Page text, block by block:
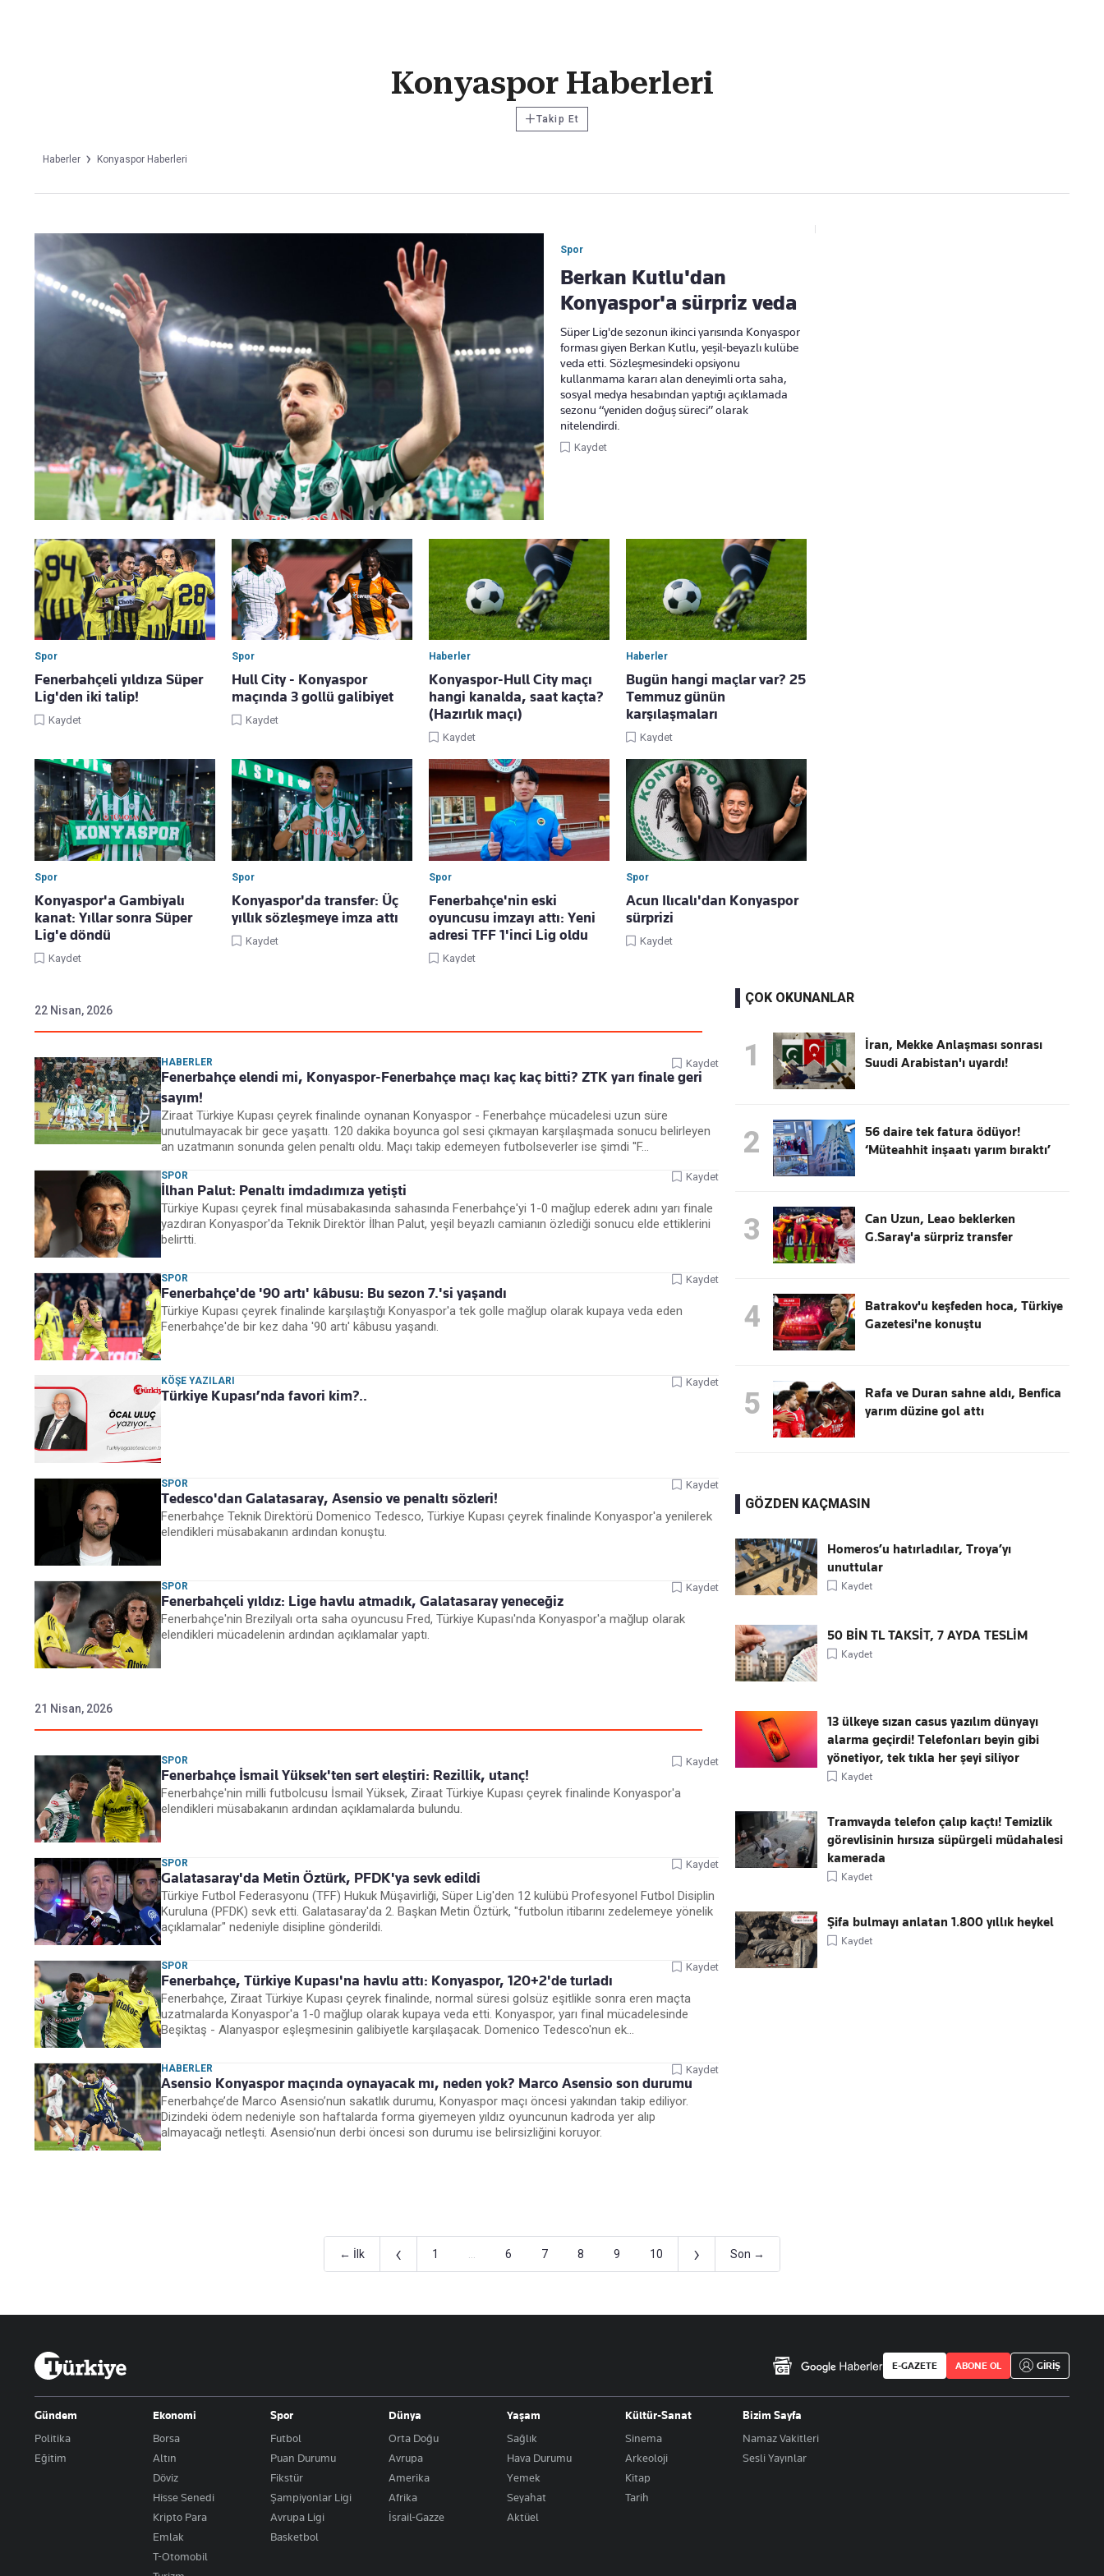
Editör masamıza bilgi ve materyal göndermek için tıklayın
Konyaspor Haberleri
+Takip Et
Haberler Konyaspor Haberleri
Spor
Berkan Kutlu'dan
Konyaspor'a sürpriz veda
Süper Lig'de sezonun ikinci yarısında Konyaspor
forması giyen Berkan Kutlu, yeşil-beyazlı kulübe
veda etti. Sözleşmesindeki opsiyonu
kullanmama kararı alan deneyimli orta saha,
sosyal medya hesabından yaptığı açıklamada
sezonu “yeniden doğuş süreci” olarak
nitelendirdi.
Kaydet
Spor
Fenerbahçeli yıldıza Süper
Lig'den iki talip!
Kaydet
Spor
Hull City - Konyaspor
maçında 3 gollü galibiyet
Kaydet
Haberler
Konyaspor-Hull City maçı
hangi kanalda, saat kaçta?
(Hazırlık maçı)
Kaydet
Haberler
Bugün hangi maçlar var? 25
Temmuz günün
karşılaşmaları
Kaydet
Spor
Konyaspor'a Gambiyalı
kanat: Yıllar sonra Süper
Lig'e döndü
Kaydet
Spor
Konyaspor'da transfer: Üç
yıllık sözleşmeye imza attı
Kaydet
Spor
Fenerbahçe'nin eski
oyuncusu imzayı attı: Yeni
adresi TFF 1'inci Lig oldu
Kaydet
Spor
Acun Ilıcalı'dan Konyaspor
sürprizi
Kaydet
22 Nisan, 2026
HABERLER
Fenerbahçe elendi mi, Konyaspor-Fenerbahçe maçı kaç kaç bitti? ZTK yarı finale geri
sayım!
Kaydet
Ziraat Türkiye Kupası çeyrek finalinde oynanan Konyaspor - Fenerbahçe mücadelesi uzun süre
unutulmayacak bir gece yaşattı. 120 dakika boyunca gol sesi çıkmayan karşılaşmada sonucu belirleyen
an uzatmanın sonunda gelen penaltı oldu. Maçı takip edemeyen futbolseverler ise şimdi ''F...
SPOR
İlhan Palut: Penaltı imdadımıza yetişti
Kaydet
Türkiye Kupası çeyrek final müsabakasında sahasında Fenerbahçe'yi 1-0 mağlup ederek adını yarı finale
yazdıran Konyaspor'da Teknik Direktör İlhan Palut, yeşil beyazlı camianın özlediği sonucu elde ettiklerini
belirtti.
SPOR
Fenerbahçe'de '90 artı' kâbusu: Bu sezon 7.'si yaşandı
Kaydet
Türkiye Kupası çeyrek finalinde karşılaştığı Konyaspor'a tek golle mağlup olarak kupaya veda eden
Fenerbahçe'de bir kez daha '90 artı' kâbusu yaşandı.
KÖŞE YAZILARI
Türkiye Kupası’nda favori kim?..
Kaydet
SPOR
Tedesco'dan Galatasaray, Asensio ve penaltı sözleri!
Kaydet
Fenerbahçe Teknik Direktörü Domenico Tedesco, Türkiye Kupası çeyrek finalinde Konyaspor'a yenilerek
elendikleri müsabakanın ardından konuştu.
SPOR
Fenerbahçeli yıldız: Lige havlu atmadık, Galatasaray yeneceğiz
Kaydet
Fenerbahçe'nin Brezilyalı orta saha oyuncusu Fred, Türkiye Kupası'nda Konyaspor'a mağlup olarak
elendikleri mücadelenin ardından açıklamalar yaptı.
21 Nisan, 2026
SPOR
Fenerbahçe İsmail Yüksek'ten sert eleştiri: Rezillik, utanç!
Kaydet
Fenerbahçe'nin milli futbolcusu İsmail Yüksek, Ziraat Türkiye Kupası çeyrek finalinde Konyaspor'a
elendikleri müsabakanın ardından açıklamalarda bulundu.
SPOR
Galatasaray'da Metin Öztürk, PFDK'ya sevk edildi
Kaydet
Türkiye Futbol Federasyonu (TFF) Hukuk Müşavirliği, Süper Lig'den 12 kulübü Profesyonel Futbol Disiplin
Kuruluna (PFDK) sevk etti. Galatasaray'da 2. Başkan Metin Öztürk, "futbolun itibarını zedelemeye yönelik
açıklamalar" nedeniyle disipline gönderildi.
SPOR
Fenerbahçe, Türkiye Kupası'na havlu attı: Konyaspor, 120+2'de turladı
Kaydet
Fenerbahçe, Ziraat Türkiye Kupası çeyrek finalinde, normal süresi golsüz eşitlikle sonra eren maçta
uzatmalarda Konyaspor'a 1-0 mağlup olarak kupaya veda etti. Konyaspor, yarı final mücadelesinde
Beşiktaş - Alanyaspor eşleşmesinin galibiyetle karşılaşacak. Domenico Tedesco'nun ek...
HABERLER
Asensio Konyaspor maçında oynayacak mı, neden yok? Marco Asensio son durumu
Kaydet
Fenerbahçe’de Marco Asensio’nun sakatlık durumu, Konyaspor maçı öncesi yakından takip ediliyor.
Dizindeki ödem nedeniyle son haftalarda forma giyemeyen yıldız oyuncunun kadroda yer alıp
almayacağı netleşti. Asensio’nun derbi öncesi son durumu ise belirsizliğini koruyor.
ÇOK OKUNANLAR
1
İran, Mekke Anlaşması sonrası
Suudi Arabistan'ı uyardı!
2
56 daire tek fatura ödüyor!
‘Müteahhit inşaatı yarım bıraktı’
3
Can Uzun, Leao beklerken
G.Saray'a sürpriz transfer
4
Batrakov'u keşfeden hoca, Türkiye
Gazetesi'ne konuştu
5
Rafa ve Duran sahne aldı, Benfica
yarım düzine gol attı
GÖZDEN KAÇMASIN
Homeros’u hatırladılar, Troya’yı
unuttular
Kaydet
50 BİN TL TAKSİT, 7 AYDA TESLİM
Kaydet
13 ülkeye sızan casus yazılım dünyayı
alarma geçirdi! Telefonları beyin gibi
yönetiyor, tek tıkla her şeyi siliyor
Kaydet
Tramvayda telefon çalıp kaçtı! Temizlik
görevlisinin hırsıza süpürgeli müdahalesi
kamerada
Kaydet
Şifa bulmayı anlatan 1.800 yıllık heykel
Kaydet
← İlk ‹ 1 ... 6 7 8 9 10 › Son →
E-GAZETE ABONE OL GİRİŞ
Gündem
Politika
Eğitim
Ekonomi
Borsa
Altın
Döviz
Hisse Senedi
Kripto Para
Emlak
T-Otomobil
Spor
Futbol
Puan Durumu
Fikstür
Şampiyonlar Ligi
Avrupa Ligi
Basketbol
Dünya
Orta Doğu
Avrupa
Amerika
Afrika
İsrail-Gazze
Yaşam
Sağlık
Hava Durumu
Yemek
Seyahat
Aktüel
Kültür-Sanat
Sinema
Arkeoloji
Kitap
Tarih
Bizim Sayfa
Namaz Vakitleri
Sesli Yayınlar